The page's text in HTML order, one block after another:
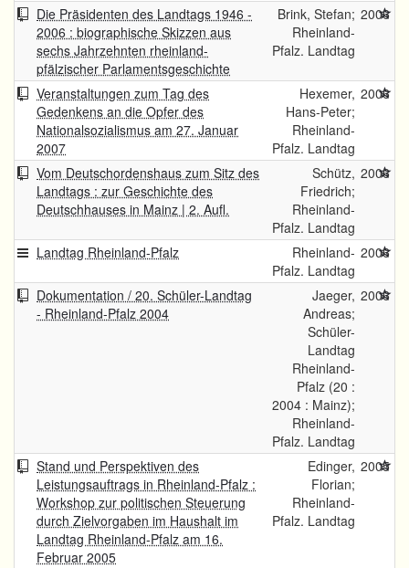
Die Präsidenten des Landtags 1946 -
2006 : biographische Skizzen aus
sechs Jahrzehnten rheinland-
pfälzischer Parlamentsgeschichte
Brink, Stefan;
Rheinland-
Pfalz. Landtag
2006
Veranstaltungen zum Tag des
Gedenkens an die Opfer des
Nationalsozialismus am 27. Januar
2007
Hexemer,
Hans-Peter;
Rheinland-
Pfalz. Landtag
2006
Vom Deutschordenshaus zum Sitz des
Landtags : zur Geschichte des
Deutschhauses in Mainz | 2. Aufl.
Schütz,
Friedrich;
Rheinland-
Pfalz. Landtag
2006
Landtag Rheinland-Pfalz
Rheinland-
Pfalz. Landtag
2006
Dokumentation / 20. Schüler-Landtag
- Rheinland-Pfalz 2004
Jaeger,
Andreas;
Schüler-
Landtag
Rheinland-
Pfalz (20 :
2004 : Mainz);
Rheinland-
Pfalz. Landtag
2006
Stand und Perspektiven des
Leistungsauftrags in Rheinland-Pfalz :
Workshop zur politischen Steuerung
durch Zielvorgaben im Haushalt im
Landtag Rheinland-Pfalz am 16.
Februar 2005
Edinger,
Florian;
Rheinland-
Pfalz. Landtag
2005